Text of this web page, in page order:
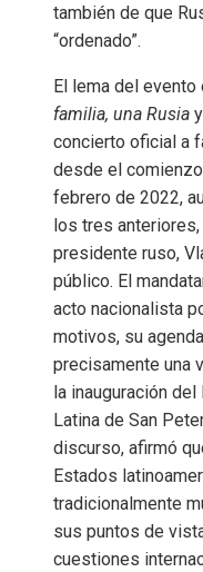
también de que
“ordenado”.
El lema del evento
familia, una Rusia
concierto oficial a
desde el
febrero de 2022,
los tres
presidente ruso,
público. El
acto nacionalista
motivos, su
precisamente una
la inauguración
Latina de San
discurso, afirmó
Estados
tradicionalmente
sus puntos de
cuestiones